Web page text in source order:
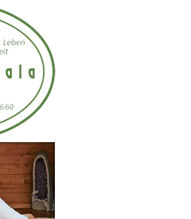
bgleiten und